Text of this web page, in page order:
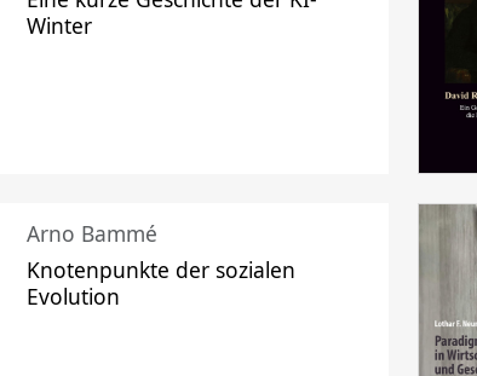
Winter
Arno Bammé
Knotenpunkte der sozialen
Evolution